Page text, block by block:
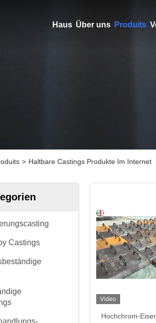
Haus Über uns Produits
> Haltbare Castings Produkte Im Internet
Castings
Video
Hochchrom-